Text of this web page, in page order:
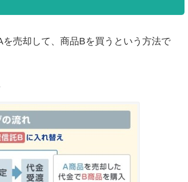
売却して、商品Bを買うという方法で